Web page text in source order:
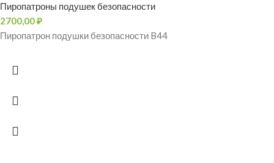
Пиропатроны подушек безопасности
2700,00₽
Пиропатрон подушки безопасности B44